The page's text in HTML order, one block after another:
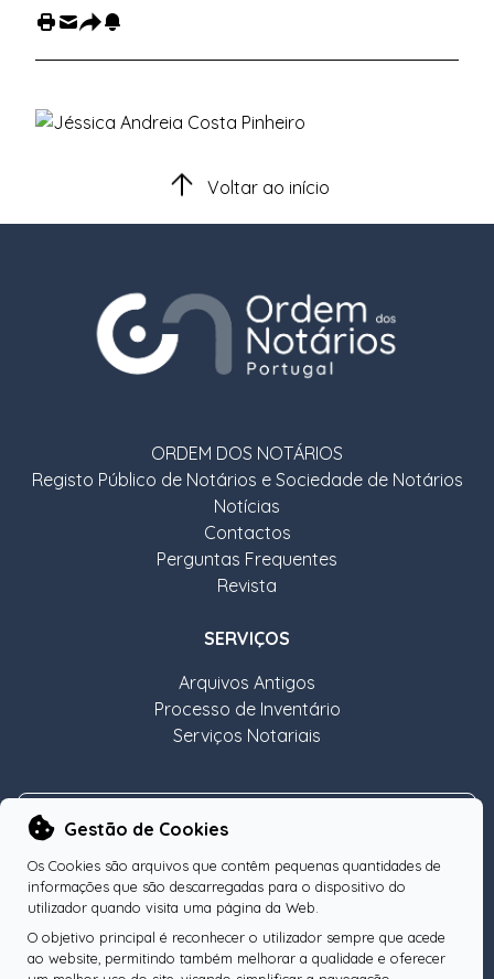
Gestão de Cookies
Os Cookies são arquivos que contêm pequenas quantidades de
informações que são descarregadas para o dispositivo do
utilizador quando visita uma página da Web.
O objetivo principal é reconhecer o utilizador sempre que acede
ao website, permitindo também melhorar a qualidade e oferecer
Voltar ao início
ORDEM DOS NOTÁRIOS
Registo Público de Notários e Sociedade de Notários
Notícias
Contactos
Perguntas Frequentes
Revista
SERVIÇOS
Arquivos Antigos
Processo de Inventário
Serviços Notariais
NEWSLETTER
Subscreva a nossa Newsletter OK